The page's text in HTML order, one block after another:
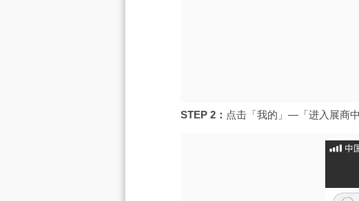
STEP 2： 点击「我的」—「进入展商中